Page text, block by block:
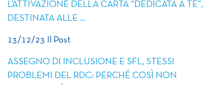
L’ATTIVAZIONE DELLA CARTA “DEDICATA A TE”,
DESTINATA ALLE …
13/12/23 Il Post
ASSEGNO DI INCLUSIONE E SFL, STESSI
PROBLEMI DEL RDC: PERCHÉ COSÌ NON